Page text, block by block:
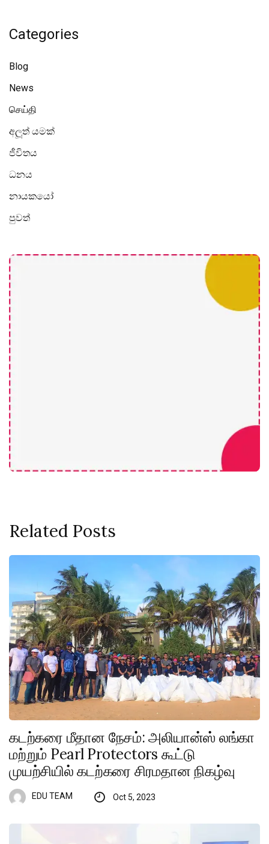
Categories
Blog
News
செய்தி
අලූත් යමක්
ජීවිතය
ධනය
නායකයෝ
පුවත්
Related Posts
கடற்கரை மீதான நேசம்: அலியான்ஸ் லங்கா
மற்றும் Pearl Protectors கூட்டு
முயற்சியில் கடற்கரை சிரமதான நிகழ்வு
EDU TEAM Oct 5, 2023